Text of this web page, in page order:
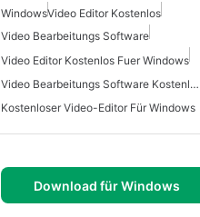
WindowsVideo Editor Kostenlos
Video Bearbeitungs Software
Video Editor Kostenlos Fuer Windows
Video Bearbeitungs Software Kostenlos
Kostenloser Video-Editor Für Windows
Download für Windows